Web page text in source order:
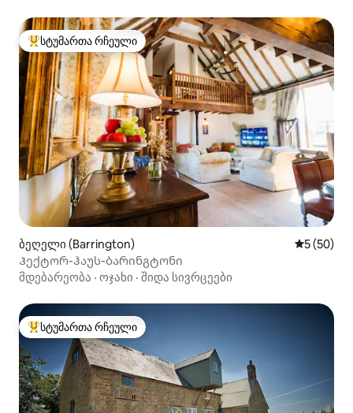
სტუმართა რჩეული მოწინავე ვარიანტი
სტუმართა რჩეული
ბეღელი (Barrington) საშუალო
5 (50)
Ჰექტორ-ჰაუს-ბარინგტონი
მდებარეობა · ოჯახი · შიდა სივრცეები
სტუმართა რჩეული მოწინავე ვარიანტი
სტუმართა რჩეული